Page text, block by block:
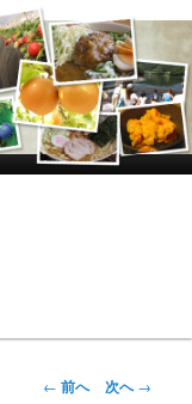
のうんまい
投稿ナビゲーシ
← 前へ 次へ→